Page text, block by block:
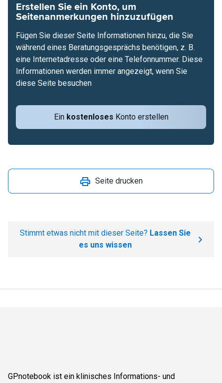
Erstellen Sie ein Konto, um
Seitenanmerkungen hinzuzufügen
Ein kostenloses Konto erstellen
Fügen Sie dieser Seite Informationen hinzu, die Sie
während eines Beratungsgesprächs benötigen, z. B.
eine Internetadresse oder eine Telefonnummer. Diese
Informationen werden immer angezeigt, wenn Sie
diese Seite besuchen
Seite drucken
Stimmt etwas nicht mit dieser Seite? Lassen Sie
es uns wissen
GPnotebook ist ein klinisches Informations- und